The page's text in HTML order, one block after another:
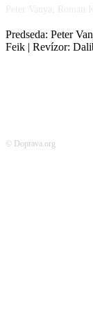
Predseda: Peter
Feik | Revízor:
© Doprava.org